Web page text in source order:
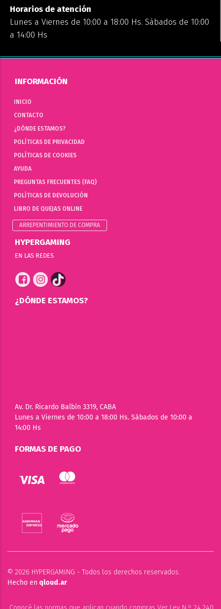
Horarios de atención
Lunes a Viernes de 10:00 a 18:00 Hs. Sábados de 10:00
a 14:00 Hs
INFORMACIÓN
INICIO
CONTACTO
¿DÓNDE ESTAMOS?
POLÍTICAS DE PRIVACIDAD
POLÍTICAS DE COOKIES
AYUDA
PREGUNTAS FRECUENTES (FAQ)
POLÍTICAS DE DEVOLUCIÓN
LIBRO DE QUEJAS ONLINE
ARREPENTIMIENTO DE COMPRA
HYPERGAMING
EN LAS REDES
¿DÓNDE ESTAMOS?
Av. Dr. Ricardo Balbín 3319, CABA
Lunes a Viernes de 10:00 a 18:00 Hs. Sábados de 10:00 a
14:00 Hs
FORMAS DE PAGO
© 2026 HYPERGAMING - Todos los derechos reservados.
Hecho en qloud.ar